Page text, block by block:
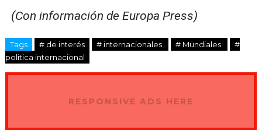
(Con información de Europa Press)
Tags # de interés # internacionales. # Mundiales.
#
politica internacional
RESPONSIVE ADS HERE